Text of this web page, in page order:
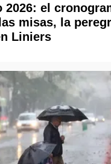
2026: el
misas, la
Liniers